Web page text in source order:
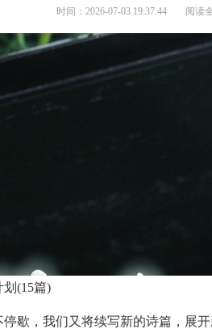
时间：2026-07-03 19:37:44 阅读
划(15篇)
停歇，我们又将续写新的诗篇，展